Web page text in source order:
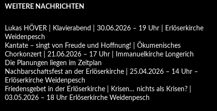
WEITERE NACHRICHTEN
Lukas HÖVER | Klavierabend | 30.06.2026 – 19 Uhr | Erlöserkirche
Weidenpesch
Kantate – singt von Freude und Hoffnung! | Ökumenisches
Chorkonzert | 21.06.2026 – 17 Uhr | Immanuelkirche Longerich
Die Planungen liegen im Zeitplan
Nachbarschaftsfest an der Erlöserkirche | 25.04.2026 – 14 Uhr –
Erlöserkirche Weidenpesch
Friedensgebet in der Erlöserkirche | Krisen… nichts als Krisen? |
03.05.2026 – 18 Uhr Erlöserkirche Weidenpesch